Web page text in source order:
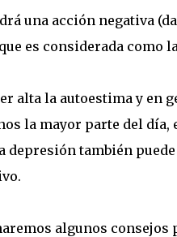
una acción negativa
es considerada como
alta la autoestima y en
la mayor parte del día,
depresión también
algunos consejos